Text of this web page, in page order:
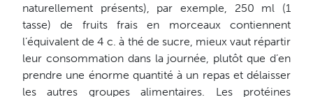
naturellement présents), par exemple, 250 ml (1
tasse) de fruits frais en morceaux contiennent
l’équivalent de 4 c. à thé de sucre, mieux vaut répartir
leur consommation dans la journée, plutôt que d’en
prendre une énorme quantité à un repas et délaisser
les autres groupes alimentaires. Les protéines